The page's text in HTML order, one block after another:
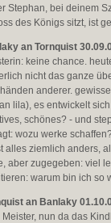
Stephan, bei deinem
des Königs sitzt, ist
an Tornquist
keine chance.
nicht das ganze
anderer.
lila), es entwickelt
schönes? - und
wozu werke
alles ziemlich anders,
aber zugegeben: viel
warum bin ich so
an Banlaky
Meister, nun da das